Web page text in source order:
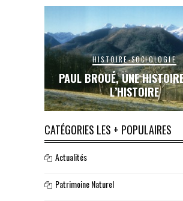
HISTOIRE-SOCIOLOGIE
PAUL BROUÉ, UNE
L’HISTOIRE
CATÉGORIES LES + POPULAIRES
Actualités
Patrimoine Naturel